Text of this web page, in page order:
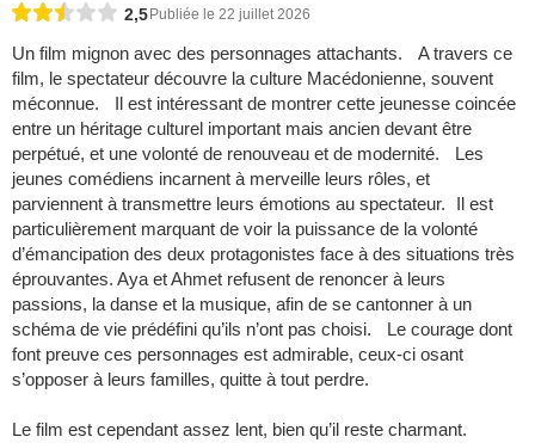
2,5 Publiée le 22 juillet 2026
Un film mignon avec des personnages attachants. A travers ce
film, le spectateur découvre la culture Macédonienne, souvent
méconnue. Il est intéressant de montrer cette jeunesse coincée
entre un héritage culturel important mais ancien devant être
perpétué, et une volonté de renouveau et de modernité. Les
jeunes comédiens incarnent à merveille leurs rôles, et
parviennent à transmettre leurs émotions au spectateur. Il est
particulièrement marquant de voir la puissance de la volonté
d’émancipation des deux protagonistes face à des situations très
éprouvantes. Aya et Ahmet refusent de renoncer à leurs
passions, la danse et la musique, afin de se cantonner à un
schéma de vie prédéfini qu’ils n’ont pas choisi. Le courage dont
font preuve ces personnages est admirable, ceux-ci osant
s’opposer à leurs familles, quitte à tout perdre.
Le film est cependant assez lent, bien qu’il reste charmant.